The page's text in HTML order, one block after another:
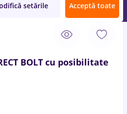
BOLT cu posibilitate
setările Acceptă toate